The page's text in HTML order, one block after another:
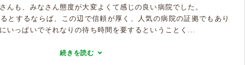
んも、みなさん態度が大変よくて感じの良い病院でした。
とするならば、この辺で信頼が厚く、人気の病院の証拠でもあり
いっぱいでそれなりの待ち時間を要するということく...
続きを読む